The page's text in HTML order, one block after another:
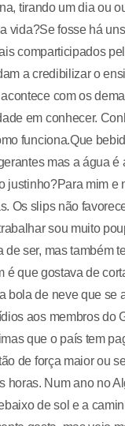
tirando um dia ou
vida?Se fosse há
comparticipados
a credibilizar o
com os
em conhecer.
funciona.Que
mas a água
justinho?Para mim
Os slips não
sou muito
ser, mas também
que gostava de
bola de neve que se
aos membros do
que o país tem
de força maior ou
horas. Num ano no
de sol e a